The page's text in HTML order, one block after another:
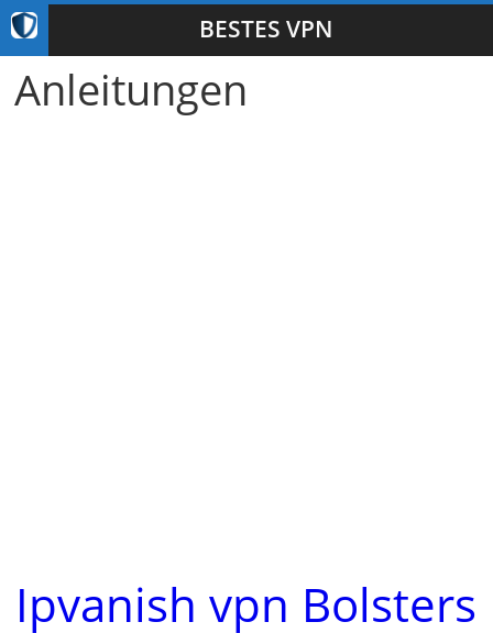
BESTES VPN
Anleitungen
Ipvanish vpn Bolsters